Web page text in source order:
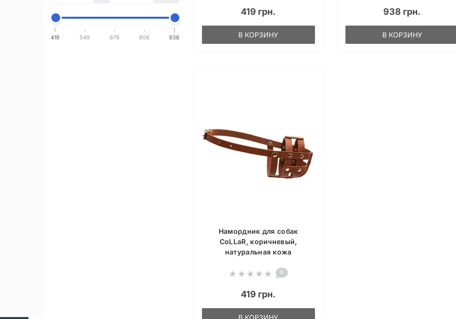
419 549 679 808 938
419 грн.
В КОРЗИНУ
938 грн.
В КОРЗИНУ
Намордник для собак
CoLLaR, коричневый,
натуральная кожа
0
419 грн.